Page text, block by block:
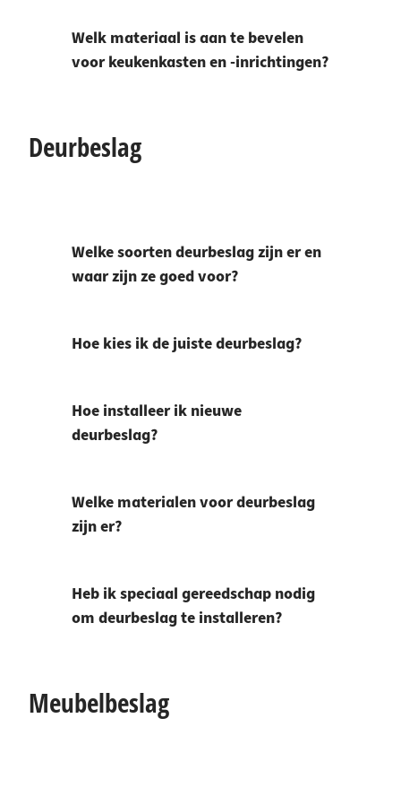
Welk materiaal is aan te bevelen
voor keukenkasten en -inrichtingen?
Deurbeslag
Welke soorten deurbeslag zijn er en
waar zijn ze goed voor?
Hoe kies ik de juiste deurbeslag?
Hoe installeer ik nieuwe
deurbeslag?
Welke materialen voor deurbeslag
zijn er?
Heb ik speciaal gereedschap nodig
om deurbeslag te installeren?
Meubelbeslag